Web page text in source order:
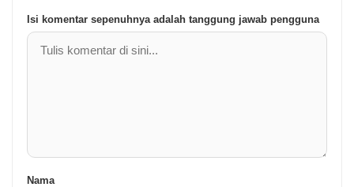
Isi komentar sepenuhnya adalah tanggung jawab pengguna
Nama